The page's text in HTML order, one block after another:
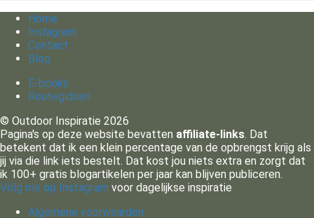
Home
Instagram
Contact
Blog
E-books
Routegidsen
© Outdoor Inspiratie 2026
Pagina's op deze website bevatten affiliate-links. Dat
betekent dat ik een klein percentage van de opbrengst krijg als
jij via die link iets bestelt. Dat kost jou niets extra en zorgt dat
ik 100+ gratis blogartikelen per jaar kan blijven publiceren.
Volg me op Instagram voor dagelijkse inspiratie
Algemene voorwaarden